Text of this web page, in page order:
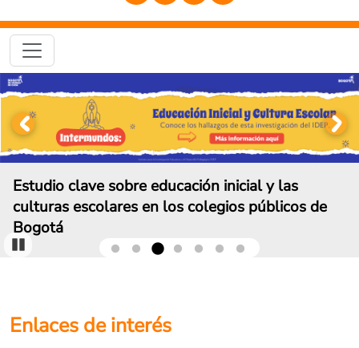
Estudio clave sobre educación inicial y las
culturas escolares en los colegios públicos de
Bogotá
Enlaces de interés